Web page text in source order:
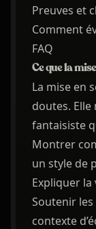
Preuves et
Comment
FAQ
Ce que la
La mise en
doutes.
fantaisiste
Montrer
un style de
Expliquer la
Soutenir
contexte